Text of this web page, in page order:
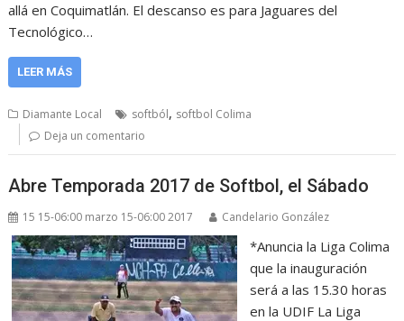
allá en Coquimatlán. El descanso es para Jaguares del
Tecnológico…
LEER MÁS
Diamante Local softból, softbol Colima
Deja un comentario
Abre Temporada 2017 de Softbol, el Sábado
15 15-06:00 marzo 15-06:00 2017 Candelario González
*Anuncia la Liga Colima
que la inauguración
será a las 15.30 horas
en la UDIF La Liga